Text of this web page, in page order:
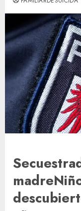
madre